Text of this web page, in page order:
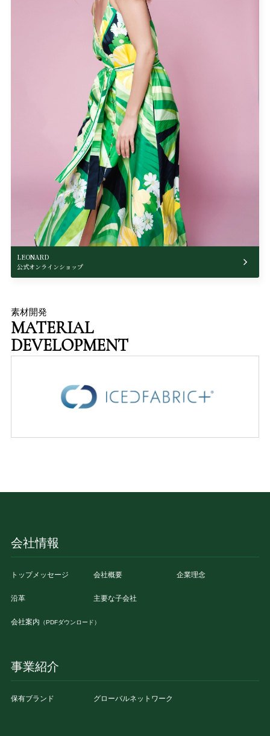
LEONARD
公式オンラインショップ
素材開発
MATERIAL
DEVELOPMENT
会社情報
トップメッセージ 会社概要 企業理念
沿革 主要な子会社
会社案内 （PDFダウンロード）
事業紹介
保有ブランド グローバルネットワーク